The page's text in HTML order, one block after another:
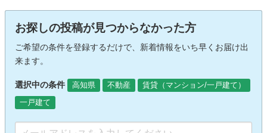
お探しの投稿が見つからなかった方
ご希望の条件を登録するだけで、新着情報をいち早くお届け出
来ます。
選択中の条件 高知県 不動産
賃貸（マンション/一戸建て）
一戸建て